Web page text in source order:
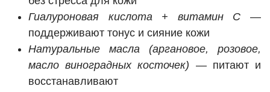
Гиалуроновая кислота + витамин С —
поддерживают тонус и сияние кожи
Натуральные масла (аргановое, розовое,
масло виноградных косточек) — питают и
восстанавливают